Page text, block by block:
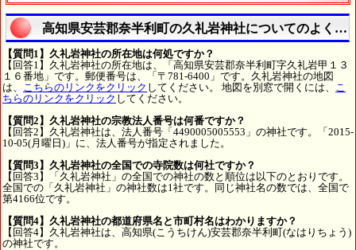
高知県安芸郡奈半利町の久礼岩神社についてのよくあ
【質問1】久礼岩神社の所在地は何処ですか？
【回答1】久礼岩神社の所在地は、「高知県安芸郡奈半利町字久礼岩甲１３
１６番地」です。郵便番号は、「〒781-6400」です。久礼岩神社の地図
は、
こちらのリンクをクリック してください。 地図を別窓で開くには、
こ
ちらのリンクをクリック してください。
【質問2】久礼岩神社の宗教法人番号は何番ですか？
【回答2】久礼岩神社は、法人番号「4490005005553」の神社です。「2015-
10-05(月曜日)」に、法人番号が指定されました。
【質問3】久礼岩神社の全国での寺院数は何社ですか？
【回答3】「久礼岩神社」の全国での神社の数と順位は以下のとおりです。
全国での「久礼岩神社」の神社数は1社です。同じ神社名の数では、全国で
第4166位です。
【質問4】久礼岩神社の都道府県名と市町村名はわかりますか？
【回答4】久礼岩神社は、高知県(こうちけん)安芸郡奈半利町(なはりちょう)
の神社です。